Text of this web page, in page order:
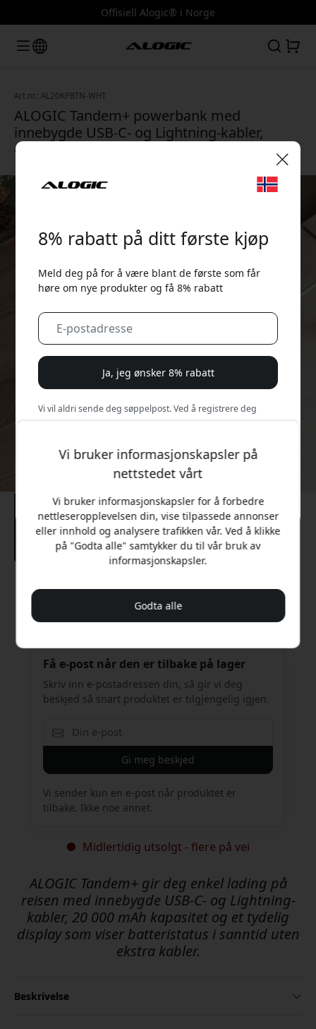
Offisiell Alogic® i Norge
Art.nr.: AL20KPBTN-WHT
ALOGIC Tandem+ powerbank med
innebygde USB-C- og Lightning-kabler,
display og 20 000 mAh for reiser - Hvit
Anbefalt pris
1 099 NOK
Få e-post når den er tilbake på lager
Skriv inn e-postadressen din, så gir vi deg
beskjed så snart produktet er tilgjengelig igjen.
Gi meg beskjed
Vi sender kun en e-post når produktet er
tilbake. Ikke noe annet.
Midlertidig utsolgt - flere på vei
ALOGIC Tandem+ gir deg enkel lading på
reisen med innebygde USB-C- og Lightning-
kabler, 20 000 mAh kapasitet og et tydelig
display som viser batteristatus i sanntid uten
ekstra kabler.
Beskrivelse
Vi bruker informasjonskapsler på
nettstedet vårt
Vi bruker informasjonskapsler for å forbedre
nettleseropplevelsen din, vise tilpassede annonser
eller innhold og analysere trafikken vår. Ved å klikke
på "Godta alle" samtykker du til vår bruk av
informasjonskapsler.
Godta alle
8% rabatt på ditt første kjøp
Meld deg på for å være blant de første som får
høre om nye produkter og få 8% rabatt
Ja, jeg ønsker 8% rabatt
Vi vil aldri sende deg søppelpost. Ved å registrere deg
Nei, jeg vil heller betale full pris.
🎉 Din rabattkode: